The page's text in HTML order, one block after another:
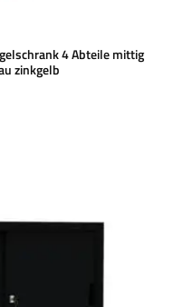
4 Abteile mittig
zinkgelb